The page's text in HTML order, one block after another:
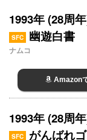
1993年 (28周
SFC 幽遊白書
ナムコ
Amazon
1993年 (28周
SFC がんばれ